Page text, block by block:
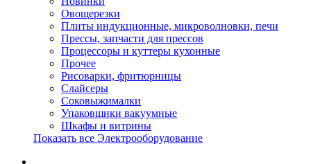
Овощерезки
Плиты индукционные, микроволновки, печи
Прессы, запчасти для прессов
Процессоры и куттеры кухонные
Прочее
Рисоварки, фритюрницы
Слайсеры
Соковыжималки
Упаковщики вакуумные
Шкафы и витрины
Показать все Электрооборудование